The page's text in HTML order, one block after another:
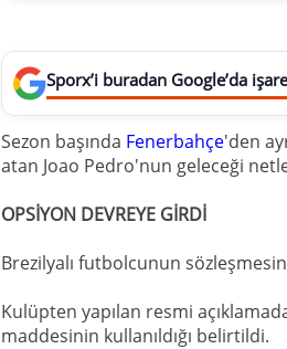
Sporx’i buradan Google’da
Sezon başında Fenerbahçe'den
atan Joao Pedro'nun geleceği
OPSİYON DEVREYE GİRDİ
Brezilyalı futbolcunun
Kulüpten yapılan resmi
maddesinin kullanıldığı belirtildi.